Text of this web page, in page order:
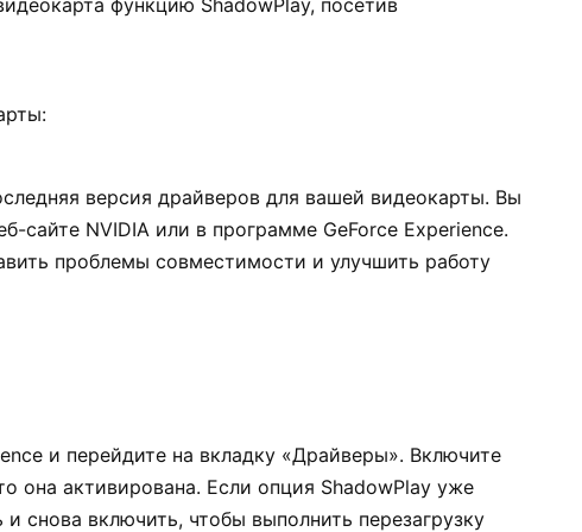
версия драйверов для вашей видеокарты. Вы
сайте NVIDIA или в программе GeForce Experience.
проблемы совместимости и улучшить работу
и перейдите на вкладку «Драйверы». Включите
она активирована. Если опция ShadowPlay уже
снова включить, чтобы выполнить перезагрузку